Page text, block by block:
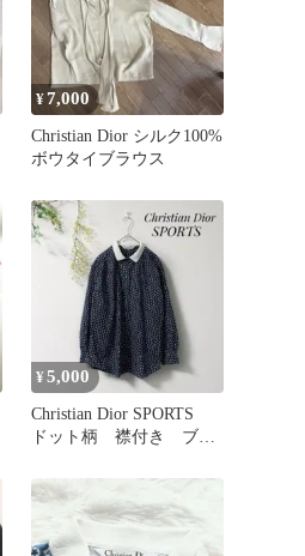
¥7,000
Christian Dior シルク100%
ボウタイブラウス
¥5,000
Christian Dior SPORTS
ドット柄 襟付き ブラ